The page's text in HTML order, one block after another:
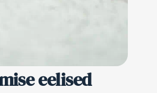
eelised